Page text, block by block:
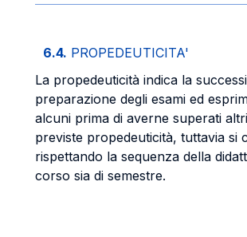
6.4. PROPEDEUTICITA'
La propedeuticità indica la
preparazione degli esami ed
alcuni prima di averne superati
previste propedeuticità, tuttavia si
rispettando la sequenza della
corso sia di semestre.